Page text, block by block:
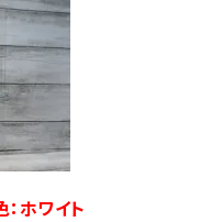
ホワイト